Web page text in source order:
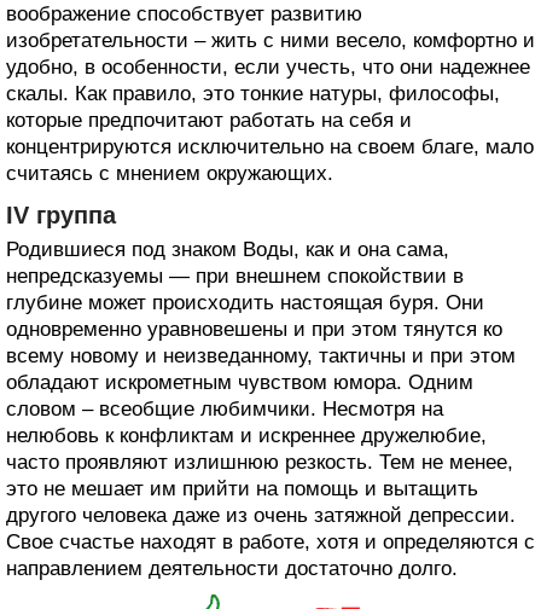
воображение способствует развитию
изобретательности – жить с ними весело, комфортно и
удобно, в особенности, если учесть, что они надежнее
скалы. Как правило, это тонкие натуры, философы,
которые предпочитают работать на себя и
концентрируются исключительно на своем благе, мало
считаясь с мнением окружающих.
IV группа
Родившиеся под знаком Воды, как и она сама,
непредсказуемы — при внешнем спокойствии в
глубине может происходить настоящая буря. Они
одновременно уравновешены и при этом тянутся ко
всему новому и неизведанному, тактичны и при этом
обладают искрометным чувством юмора. Одним
словом – всеобщие любимчики. Несмотря на
нелюбовь к конфликтам и искреннее дружелюбие,
часто проявляют излишнюю резкость. Тем не менее,
это не мешает им прийти на помощь и вытащить
другого человека даже из очень затяжной депрессии.
Свое счастье находят в работе, хотя и определяются с
направлением деятельности достаточно долго.